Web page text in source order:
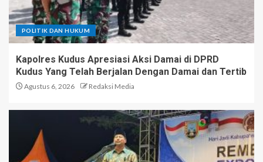
POLITIK DAN HUKUM
Kapolres Kudus Apresiasi Aksi Damai di DPRD
Kudus Yang Telah Berjalan Dengan Damai dan Tertib
Agustus 6, 2026 Redaksi Media